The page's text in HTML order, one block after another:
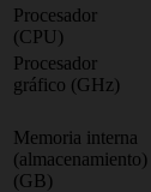
Procesador
(CPU)
Procesador
gráfico (GHz)
Memoria interna
(almacenamiento)
(GB)